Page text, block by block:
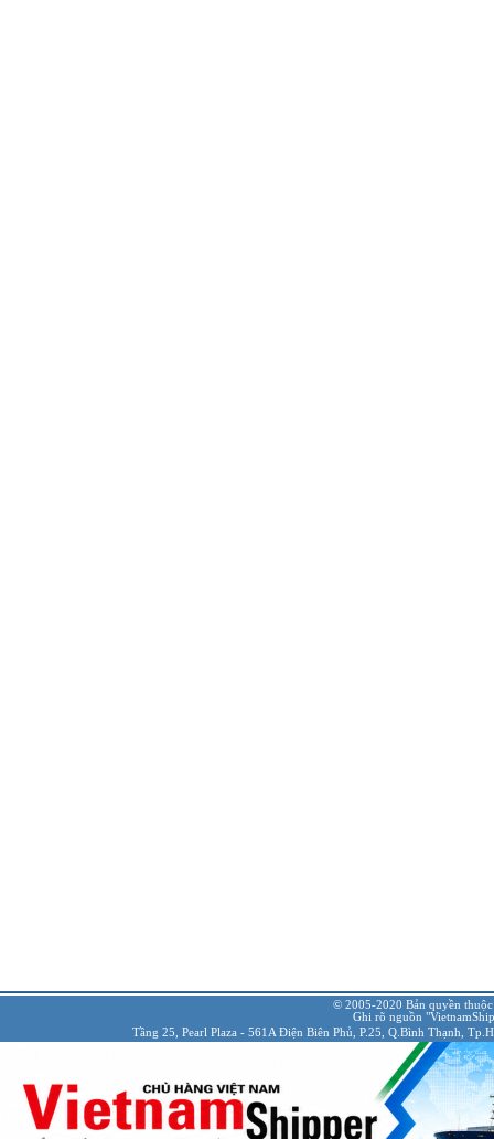
© 2005-2020 Bản quyền
Ghi rõ nguồn
Tầng 25, Pearl Plaza - 561A Điện Biên Phủ, P.25, Q.Bình Thạnh,